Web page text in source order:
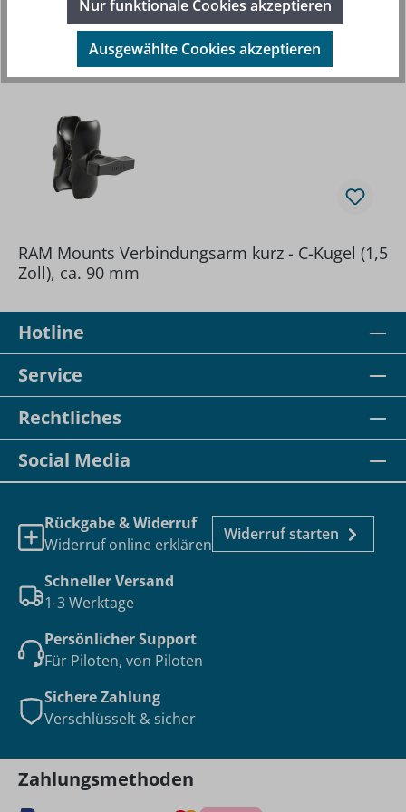
Produktgalerie überspringen
Beliebte Artikel
RAM Mounts Verbindungsarm kurz - C-Kugel (1,5
Zoll), ca. 90 mm
Hotline
Service
Rechtliches
Social Media
Rückgabe & Widerruf
Widerruf online erklären
Widerruf starten
Schneller Versand
1-3 Werktage
Persönlicher Support
Für Piloten, von Piloten
Sichere Zahlung
Verschlüsselt & sicher
Zahlungsmethoden
Nur funktionale Cookies akzeptieren
Ausgewählte Cookies akzeptieren